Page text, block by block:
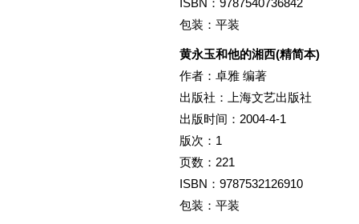
包装：平装
黄永玉和他的湘西(精简本)
作者：卓雅 编著
出版社：上海文艺出版社
出版时间：2004-4-1
版次：1
页数：221
ISBN：9787532126910
包装：平装